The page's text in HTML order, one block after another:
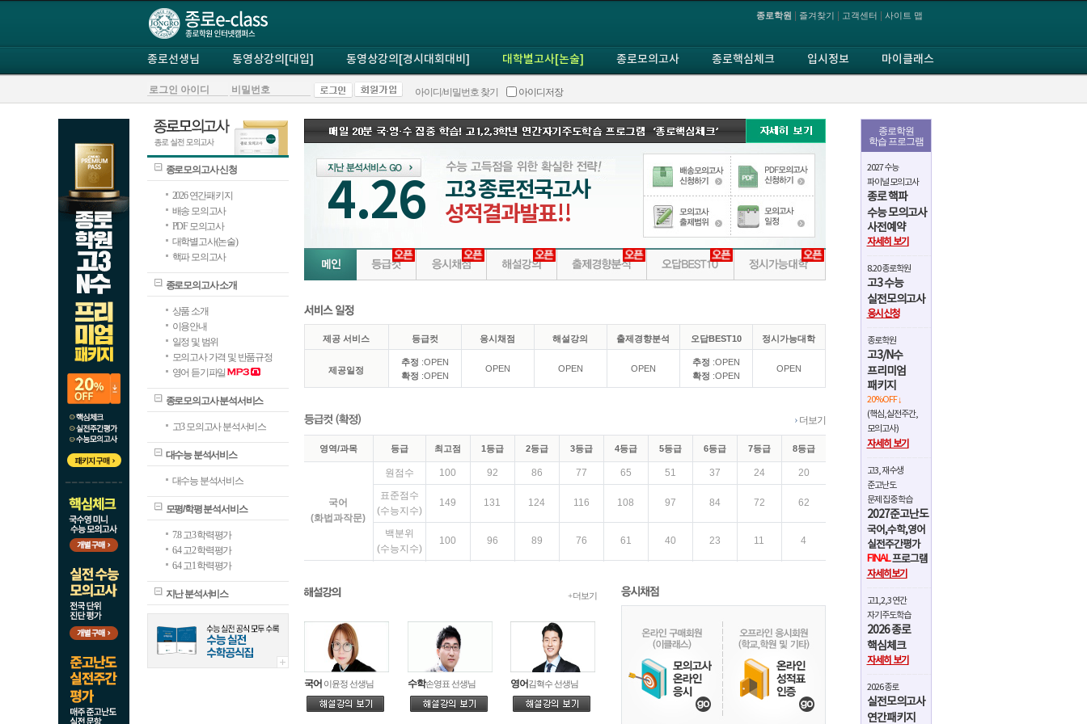
종로학원 즐겨찾기 고객센터 사이트 맵
종로선생님 동영상강의[대입] 동영상강의[경시대회대비] 대학별고사[논술] 종로모의고사 종로핵심체크 입시정보 마이클래스
아이디/비밀번호 찾기 아이디저장
종로모의고사 신청
2026 연간패키지
배송 모의고사
PDF 모의고사
대학별고사(논술)
핵파 모의고사
종로모의고사 소개
상품 소개
이용안내
일정 및 범위
모의고사 가격 및 반품규정
영어 듣기파일
종로모의고사 분석서비스
고3 모의고사 분석서비스
대수능 분석서비스
대수능 분석서비스
모평/학평 분석서비스
7.8 고3 학력평가
6.4 고2 학력평가
6.4 고1 학력평가
지난 분석서비스
4.26
고3 종로전국고사
성적결과발표!!
제공 서비스 등급컷 응시채점 해설강의 출제경향분석 오답BEST10 정시가능대학
제공일정
추정 :OPEN
확정 :OPEN
OPEN OPEN OPEN
추정 :OPEN
확정 :OPEN
OPEN
›더보기
영역/과목 등급 최고점 1등급 2등급 3등급 4등급 5등급 6등급 7등급 8등급
국어
(화법과작문)
원점수 100 92 86 77 65 51 37 24
20
표준점수
(수능지수)
149 131 124 116 108 97 84 72 62
백분위
(수능지수)
100 96 89 76 61 40 23 11 4
116
100 89 40 11 4
수학
(확률과통계)
원점수 100 73 61 48 35 26 16 12
7
147 137 127 117 92 81 75 71
+ 더보기
국어 이윤정 선생님 수학손영표 선생님 영어김혁수 선생님
종로학원
학습 프로그램
2027 수능
파이널 모의고사
종로 핵파
수능 모의고사
사전예약
자세히 보기
8.20 종로학원
고3 수능
실전모의고사
응시신청
종로학원
고3/N수
프리미엄
패키지
20%OFF ↓
(핵심,실전주간,
모의고사)
자세히 보기
고3, 재수생
준고난도
문제 집중 학습
2027준고난도
국어,수학,영어
실전주간평가
FINAL프로그램
자세히보기
고1,2,3 연간
자기주도학습
2026 종로
핵심체크
자세히 보기
2026 종로
실전모의고사
연간패키지